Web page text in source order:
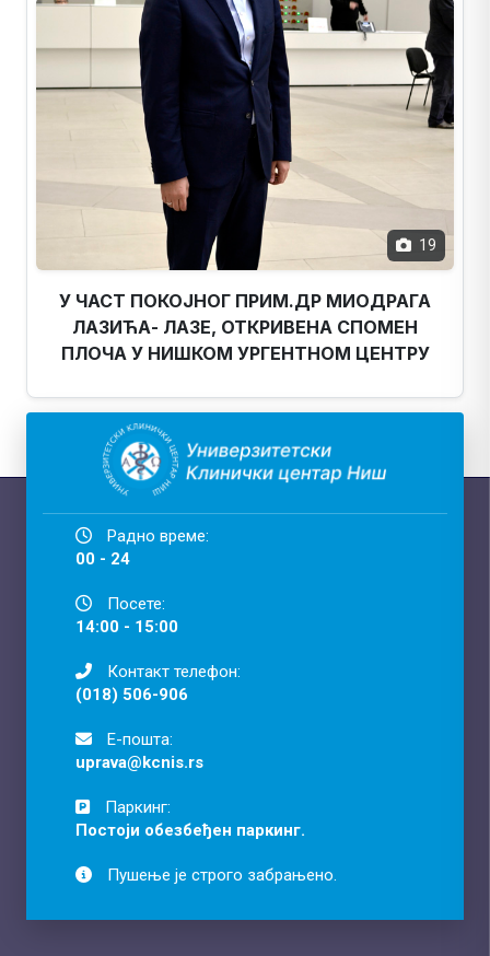
19
У ЧАСТ ПОКОЈНОГ ПРИМ.ДР МИОДРАГА
ЛАЗИЋА- ЛАЗЕ, ОТКРИВЕНА СПОМЕН
ПЛОЧА У НИШКОМ УРГЕНТНОМ ЦЕНТРУ
Радно време:
00 - 24
Посете:
14:00 - 15:00
Контакт телефон:
(018) 506-906
Е-пошта:
uprava@kcnis.rs
Паркинг:
Постоји обезбеђен паркинг.
Пушење је строго забрањено.